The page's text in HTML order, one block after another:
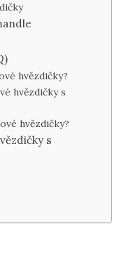
hvězdičky?
hvězdičky s
hvězdičky?
s